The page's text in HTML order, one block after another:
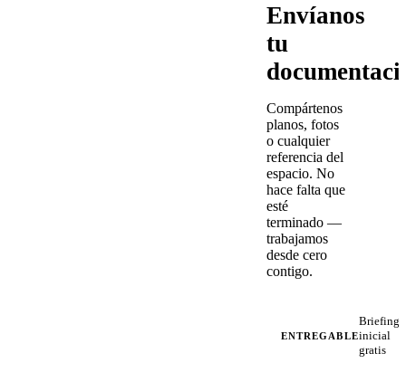
Envíanos
tu
Compártenos
planos, fotos
o cualquier
referencia del
espacio. No
hace falta que
esté
terminado —
trabajamos
desde cero
contigo.
ENTREGABLE
Briefing
inicial
gratis